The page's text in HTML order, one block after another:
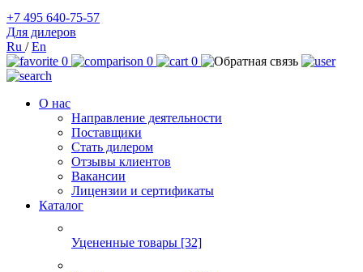
+7 495 640-75-57
Для дилеров
Ru /En
0
0 0
О нас
Направление деятельности
Поставщики
Стать дилером
Отзывы клиентов
Вакансии
Лицензии и сертификаты
Каталог
Уцененные товары [32]